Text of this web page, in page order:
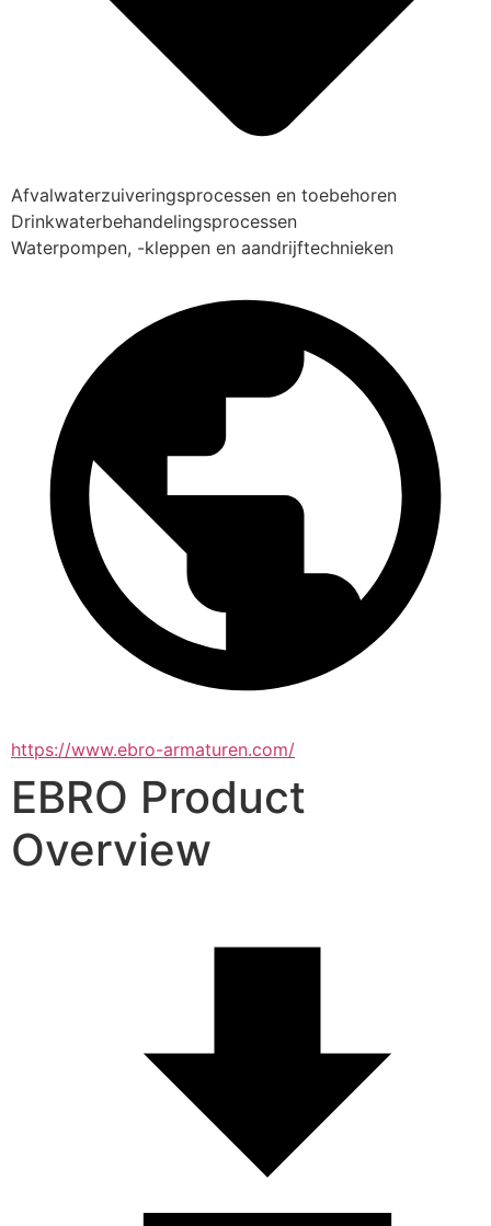
Afvalwaterzuiveringsprocessen en toebehoren
Drinkwaterbehandelingsprocessen
Waterpompen, -kleppen en aandrijftechnieken
https://www.ebro-armaturen.com/
EBRO Product
Overview